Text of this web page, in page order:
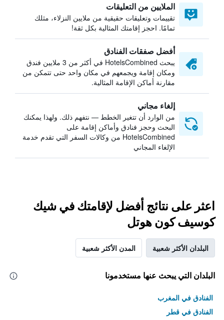
الملايين من التعليقات
تقييمات وتعليقات حقيقية من ملايين النزلاء، مثلك
تمامًا. احجز إقامتك المثالية بكل ثقة!
أفضل صفقات الفنادق
يبحث HotelsCombined في أكثر من 3 ملايين فندق
ومكان إقامة ويجمعهم في مكان واحد حتى تتمكن من
مقارنة أماكن الإقامة المثالية.
إلغاء مجاني
من الوارد أن تتغير الخطط — نتفهم ذلك. ولهذا يمكنك
البحث وحجز فنادق وأماكن إقامة على
HotelsCombined من وكالات السفر التي تقدم خدمة
الإلغاء المجاني
اعثر على نتائج أفضل لإقامتك في شيك
كوسيف كون هوتل
البلدان الأكثر شعبية المدن الأكثر شعبية
البلدان التي يبحث عنها مستخدمونا
الفنادق في المغرب
الفنادق في قطر